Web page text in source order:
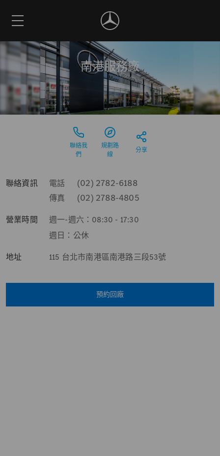
南港服務廠
聯絡我
們
規劃路
線
分享
聯絡資訊 電話 (02) 2782-6188
傳真 (02) 2788-4805
營業時間
週一-週六：08:30 - 17:30
週日：公休
地址 115 台北市南港區南港路三段53號
預約回廠